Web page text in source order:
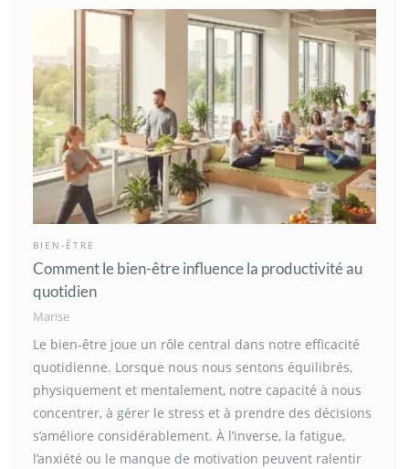
BIEN-ÊTRE
Comment le bien-être influence la productivité au
quotidien
Marise
Le bien-être joue un rôle central dans notre efficacité
quotidienne. Lorsque nous nous sentons équilibrés,
physiquement et mentalement, notre capacité à nous
concentrer, à gérer le stress et à prendre des décisions
s’améliore considérablement. À l’inverse, la fatigue,
l’anxiété ou le manque de motivation peuvent ralentir